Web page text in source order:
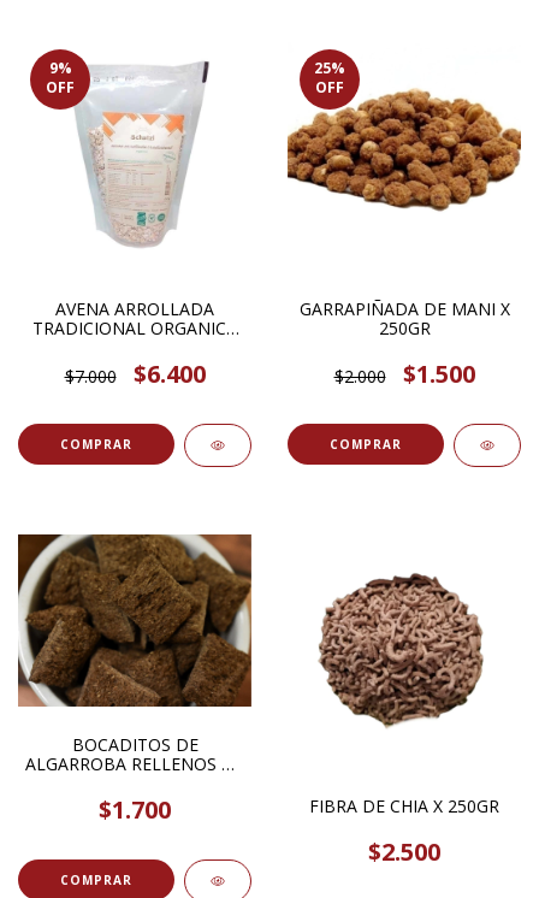
9%
OFF
AVENA ARROLLADA
TRADICIONAL ORGANICA
$7.000
$6.400
25%
OFF
GARRAPIÑADA DE MANI X
250GR
$2.000 $1.500
COMPRAR
BOCADITOS DE
ALGARROBA RELLENOS DE
$1.700
COMPRAR
FIBRA DE CHIA X 250GR
$2.500